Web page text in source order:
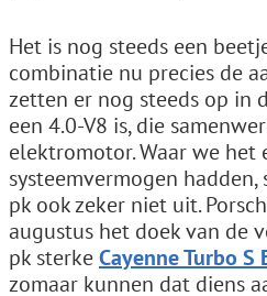
Het is nog steeds een
combinatie nu precies de
zetten er nog steeds op in
een 4.0-V8 is, die
elektromotor. Waar we het
systeemvermogen
pk ook zeker niet uit.
augustus het doek van de
pk sterkeCayenne Turbo S
zomaar kunnen dat diens